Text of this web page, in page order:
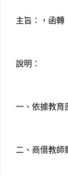
主旨：， 函轉
說明：
一、依據教育
二、商借教師